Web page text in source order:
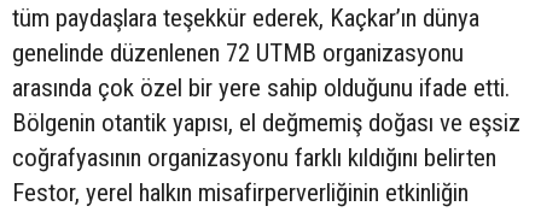
tüm paydaşlara teşekkür ederek, Kaçkar’ın dünya
genelinde düzenlenen 72 UTMB organizasyonu
arasında çok özel bir yere sahip olduğunu ifade etti.
Bölgenin otantik yapısı, el değmemiş doğası ve eşsiz
coğrafyasının organizasyonu farklı kıldığını belirten
Festor, yerel halkın misafirperverliğinin etkinliğin